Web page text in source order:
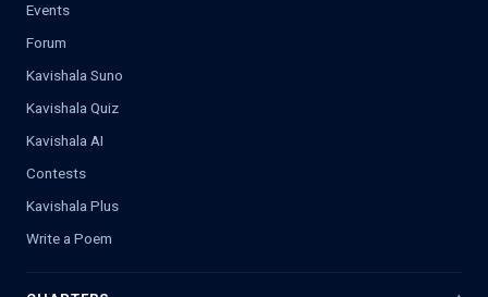
Events
Forum
Kavishala Suno
Kavishala Quiz
Kavishala AI
Contests
Kavishala Plus
Write a Poem